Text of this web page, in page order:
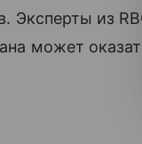
Эксперты из
может